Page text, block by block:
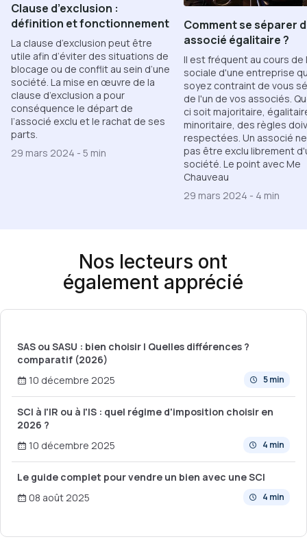
Clause d’exclusion :
définition et fonctionnement
La clause d’exclusion peut être
utile afin d’éviter des situations de
blocage ou de conflit au sein d’une
société. La mise en œuvre de la
clause d’exclusion a pour
conséquence le départ de
l’associé exclu et le rachat de ses
parts.
29 mars 2024 - 5 min
Comment se séparer
associé égalitaire ?
Il est fréquent au cours de
sociale d'une entreprise
soyez contraint de vous
de l'un de vos associés.
ci soit majoritaire,
minoritaire, des règles
respectées. Un associé
pas être exclu librement
société. Le point avec Me
Chauveau
29 mars 2024 - 4 min
Nos lecteurs ont
également apprécié
SAS ou SASU : bien choisir | Quelles différences ?
comparatif (2026)
5 min
10 décembre 2025
SCI à l'IR ou à l'IS : quel régime d'imposition choisir en
2026 ?
4 min
10 décembre 2025
Le guide complet pour vendre un bien avec une SCI
4 min
08 août 2025